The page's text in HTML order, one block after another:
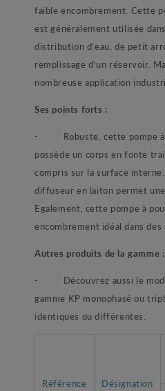
faible encombrement. Cette
est généralement utilisée
distribution d’eau, de petit
remplissage d’un réservoir.
nombreuse application
Ses points forts :
- Robuste, cette pompe à
possède un corps en fonte
compris sur la surface
diffuseur en laiton permet
Egalement, cette pompe à
encombrement idéal dans
Autres produits de la gamme :
- Découvrez aussi le
gamme KP monophasé ou
identiques ou différentes.
Référence Désignation